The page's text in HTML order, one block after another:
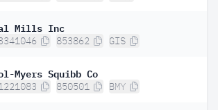
Mills Inc
853862 GIS
Myers Squibb Co
850501 BMY